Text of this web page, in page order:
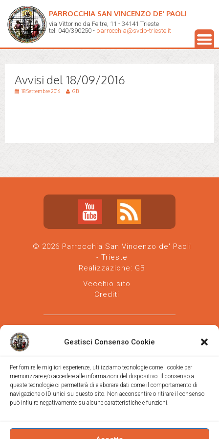
Gestisci Consenso Cookie
Per fornire le migliori esperienze, utilizziamo tecnologie come i cookie per
memorizzare e/o accedere alle informazioni del dispositivo. Il consenso a
queste tecnologie ci permetterà di elaborare dati come il comportamento di
navigazione o ID unici su questo sito. Non acconsentire o ritirare il consenso
può influire negativamente su alcune caratteristiche e funzioni.
PARROCCHIA SAN VINCENZO DE' PAOLI
via Vittorino da Feltre, 11 - 34141 Trieste
tel. 040/390250 - parrocchia@svdp-trieste.it
Avvisi del 18/09/2016
18 Settembre 2016 GB
© 2026 Parrocchia San Vincenzo de' Paoli
- Trieste
Realizzazione: GB
Vecchio sito
Crediti
Parrocchia san Vincenzo de' Paoli-Diocesi
di Trieste
via Vittorino da Feltre, 11 (chiesa)
Trieste